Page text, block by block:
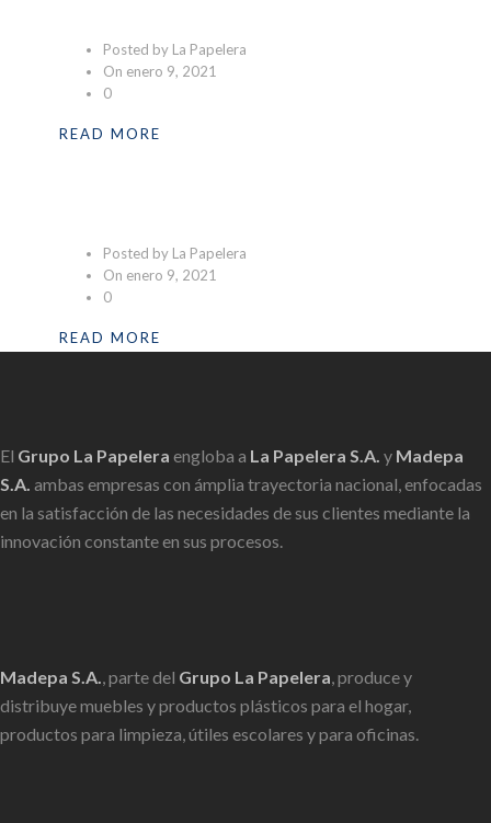
Posted by La Papelera
On enero 9, 2021
0
READ MORE
Posted by La Papelera
On enero 9, 2021
0
READ MORE
El Grupo La Papelera engloba a La Papelera S.A. y Madepa
S.A. ambas empresas con ámplia trayectoria nacional, enfocadas
en la satisfacción de las necesidades de sus clientes mediante la
innovación constante en sus procesos.
Madepa S.A., parte del Grupo La Papelera, produce y
distribuye muebles y productos plásticos para el hogar,
productos para limpieza, útiles escolares y para oficinas.